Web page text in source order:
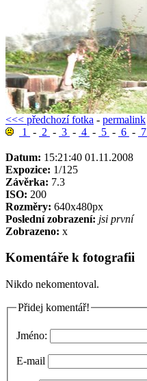
<<< předchozí fotka - permalink
1
- 2 - 3 - 4 - 5 - 6 - 7
Datum: 15:21:40 01.11.2008
Expozice: 1/125
Závěrka: 7.3
ISO: 200
Rozměry: 640x480px
Poslední zobrazení: jsi první
Zobrazeno: x
Komentáře k fotografii
Nikdo nekomentoval.
Přidej komentář!
Jméno:
E-mail